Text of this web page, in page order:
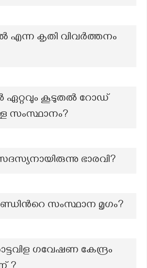
എന്ന കൃതി വിവർത്തനം
ഏറ്റവും കൂടുതൽ റോഡ്
സംസ്ഥാനം?
ഭാരവി?
സംസ്ഥാന മൃഗം?
ഗവേഷണ കേന്ദ്രം